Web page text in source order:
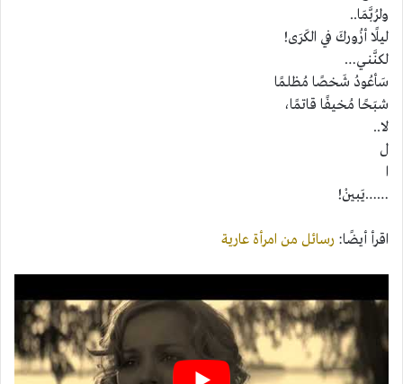
ولرُبَّمَا..
ليلًا أزُوركَ في الكَرَى!
لكنَّنـي…
سَأعُودُ شَخصًا مُظلمًا
شبَحًا مُخيفًا قاتمًا،
لا..
ل
ا
……يَبينْ!
اقرأ أيضًا: رسائل من امرأة عارية